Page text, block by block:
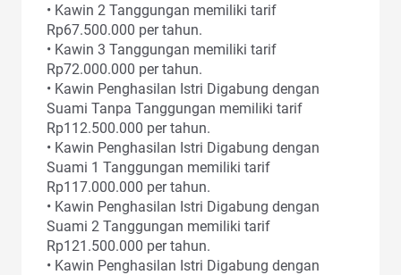
• Kawin 2 Tanggungan memiliki tarif
Rp67.500.000 per tahun.
• Kawin 3 Tanggungan memiliki tarif
Rp72.000.000 per tahun.
• Kawin Penghasilan Istri Digabung dengan
Suami Tanpa Tanggungan memiliki tarif
Rp112.500.000 per tahun.
• Kawin Penghasilan Istri Digabung dengan
Suami 1 Tanggungan memiliki tarif
Rp117.000.000 per tahun.
• Kawin Penghasilan Istri Digabung dengan
Suami 2 Tanggungan memiliki tarif
Rp121.500.000 per tahun.
• Kawin Penghasilan Istri Digabung dengan